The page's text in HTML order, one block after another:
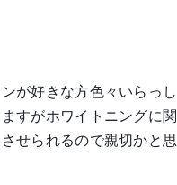
が好きな方色々いらっし
すがホワイトニングに関
せられるので親切かと思